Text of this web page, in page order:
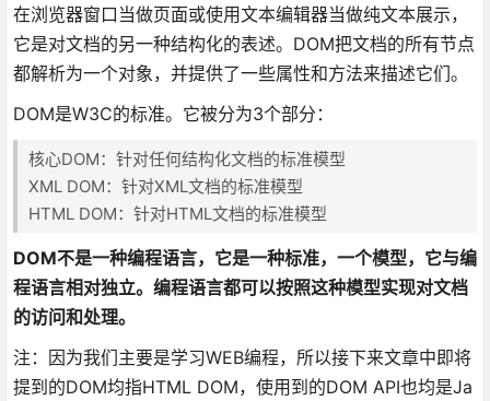
在浏览器窗口当做页面或使用文本编辑器当做纯文本展示，
它是对文档的另一种结构化的表述。DOM把文档的所有节点
都解析为一个对象，并提供了一些属性和方法来描述它们。
DOM是W3C的标准。它被分为3个部分：
核心DOM：针对任何结构化文档的标准模型
XML DOM：针对XML文档的标准模型
HTML DOM：针对HTML文档的标准模型
DOM不是一种编程语言，它是一种标准，一个模型，它与编
程语言相对独立。编程语言都可以按照这种模型实现对文档
的访问和处理。
注：因为我们主要是学习WEB编程，所以接下来文章中即将
提到的DOM均指HTML DOM，使用到的DOM API也均是Ja